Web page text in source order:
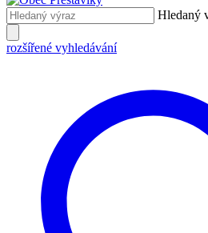
Hledaný
rozšířené vyhledávání